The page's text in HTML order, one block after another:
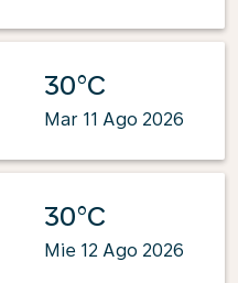
30°C
Mar 11 Ago 2026
30°C
Mie 12 Ago 2026